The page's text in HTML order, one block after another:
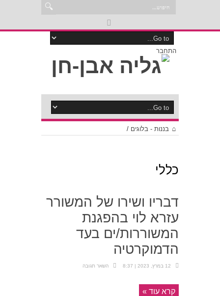
התחבר
בננות - בלוגים /
כללי
דבריו ושירו של המשורר
עזרא לוי בהפגנת
המשוררות/ים בעד
הדמוקרטיה
12 במרץ, 2023 | 8:37 השאר תגובה
קרא עוד »